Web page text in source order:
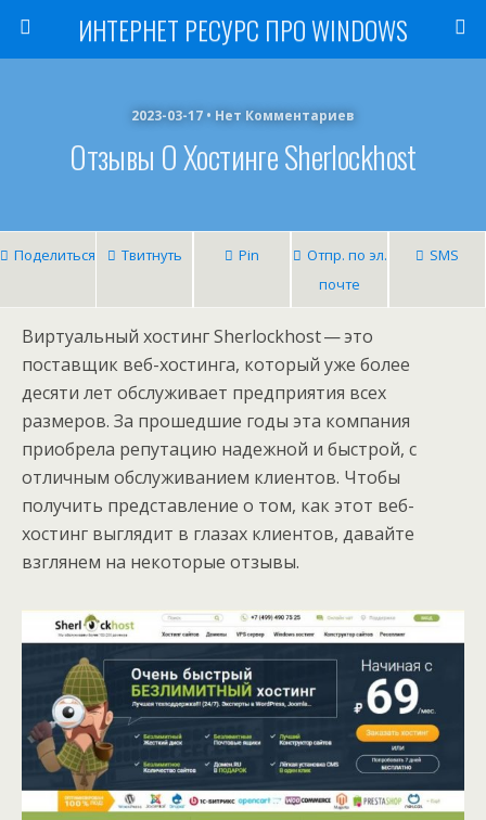
ИНТЕРНЕТ РЕСУРС ПРО WINDOWS
2023-03-17 • Нет Комментариев
Отзывы О Хостинге Sherlockhost
Поделиться Твитнуть Pin
Отпр. по эл.
почте
SMS
Виртуальный хостинг Sherlockhost — это
поставщик веб-хостинга, который уже более
десяти лет обслуживает предприятия всех
размеров. За прошедшие годы эта компания
приобрела репутацию надежной и быстрой, с
отличным обслуживанием клиентов. Чтобы
получить представление о том, как этот веб-
хостинг выглядит в глазах клиентов, давайте
взглянем на некоторые отзывы.